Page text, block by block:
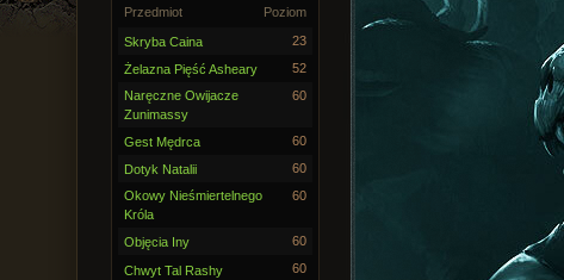
Poziom
Przedmiot
Skryba Caina 23
Żelazna Pięść Asheary
52
Naręczne Owijacze
Zunimassy
60
Gest Mędrca 60
Dotyk Natalii
60
Okowy Nieśmiertelnego
Króla
60
Objęcia Iny 60
Chwyt Tal Rashy 60